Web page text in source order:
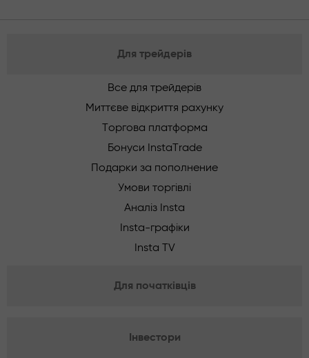
Для трейдерів
Все для трейдерів
Миттєве відкриття рахунку
Торгова платформа
Бонуси InstaTrade
Подарки за пополнение
Умови торгівлі
Аналіз Insta
Insta-графіки
Insta TV
Для початківців
Інвестори